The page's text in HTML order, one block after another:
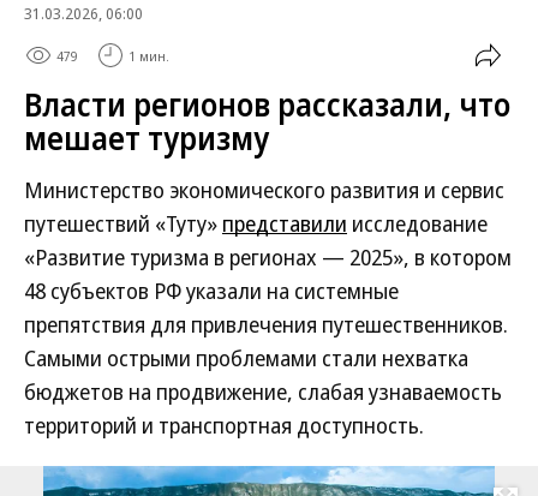
31.03.2026, 06:00
479 1 мин.
Власти регионов рассказали, что
мешает туризму
Министерство экономического развития и сервис
путешествий «Туту» представили исследование
«Развитие туризма в регионах — 2025», в котором
48 субъектов РФ указали на системные
препятствия для привлечения путешественников.
Самыми острыми проблемами стали нехватка
бюджетов на продвижение, слабая узнаваемость
территорий и транспортная доступность.